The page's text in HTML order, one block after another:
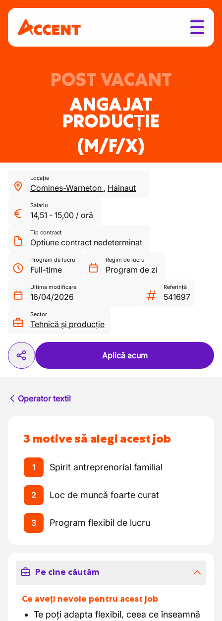
POST VACANT
ANGAJAT
PRODUCȚIE
(M/F/X)
Locație
Comines-Warneton , Hainaut
Salariu
14,51 - 15,00 / oră
Tip contract
Optiune contract nedeterminat
Program de lucru
Full-time
Regim de lucru
Program de zi
Ultima modificare
16/04/2026
Referință
541697
Sector
Tehnică și producție
Aplică acum
Operator textil
3 motive să alegi acest job
1 Spirit antreprenorial familial
2 Loc de muncă foarte curat
3 Program flexibil de lucru
Pe cine căutăm
Ce aveți nevoie pentru acest job
Te poți adapta flexibil, ceea ce înseamnă